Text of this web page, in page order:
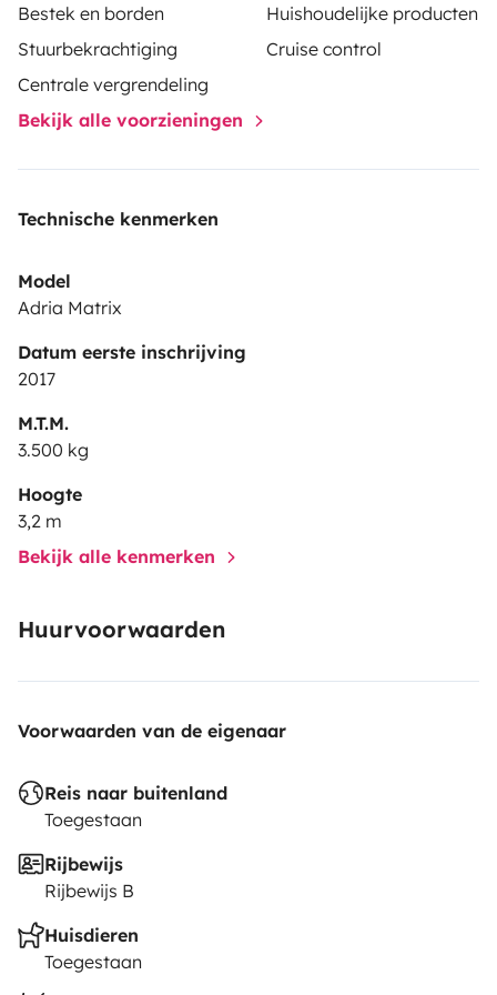
Bestek en borden
Huishoudelijke producten
Stuurbekrachtiging
Cruise control
Centrale vergrendeling
Bekijk alle voorzieningen
Technische kenmerken
Model
Adria Matrix
Datum eerste inschrijving
2017
M.T.M.
3.500 kg
Hoogte
3,2 m
Bekijk alle kenmerken
Huurvoorwaarden
Voorwaarden van de eigenaar
Reis naar buitenland
Toegestaan
Rijbewijs
Rijbewijs B
Huisdieren
Toegestaan